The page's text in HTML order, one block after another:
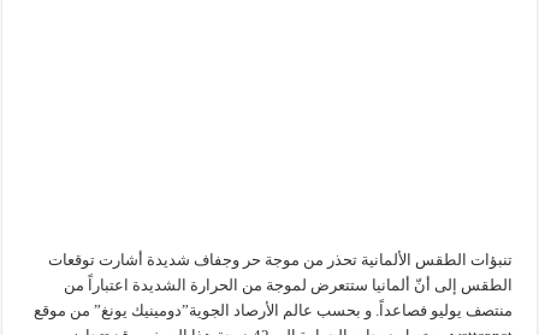
تنبؤات الطقس الألمانية تحذر من موجة حر وجفاف شديدة أشارت توقعات
الطقس إلى أنّ ألمانيا ستتعرض لموجة من الحرارة الشديدة اعتباراً من
منتصف يوليو فصاعداً. و بحسب عالم الأرصاد الجوية”دومينيك يونغ” من موقع